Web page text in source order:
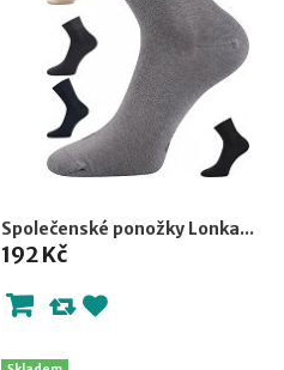
Společenské ponožky Lonka...
192 Kč